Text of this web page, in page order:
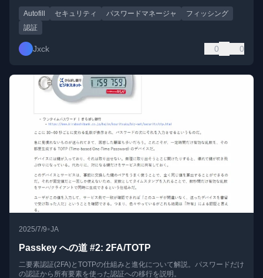
Autofill セキュリティ パスワードマネージャ
フィッシング
認証
Jxck 0 0
2025/7/9•JA
Passkey への道 #2: 2FA/TOTP
二要素認証(2FA)とTOTPの仕組みと進化について解説。パスワードだけ
の認証から所有要素を使った認証への移行を説明。